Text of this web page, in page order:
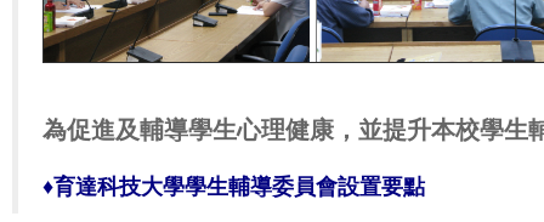
為促進及輔導學生心理健康，並提升本校學生
♦育達科技大學學生輔導委員會設置要點